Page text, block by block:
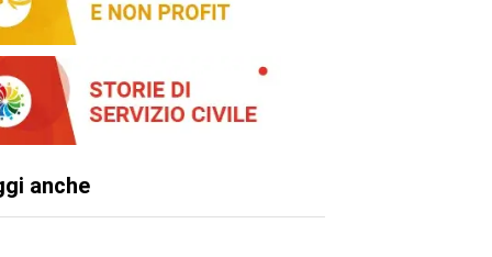
anche